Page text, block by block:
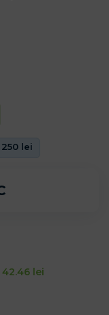
250 lei
42.46 lei